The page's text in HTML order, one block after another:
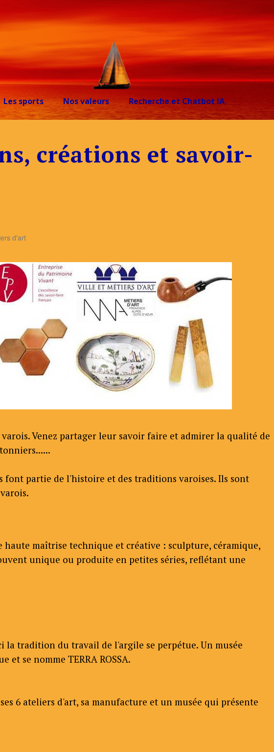
Les sports Nos valeurs Recherche et Chatbot IA
créations et savoir-
d'art
Venez partager leur savoir faire et admirer la qualité de
font partie de l'histoire et des traditions varoises. Ils sont
maîtrise technique et créative : sculpture, céramique,
unique ou produite en petites séries, reflétant une
la tradition du travail de l'argile se perpétue. Un musée
se nomme TERRA ROSSA.
6 ateliers d'art, sa manufacture et un musée qui présente